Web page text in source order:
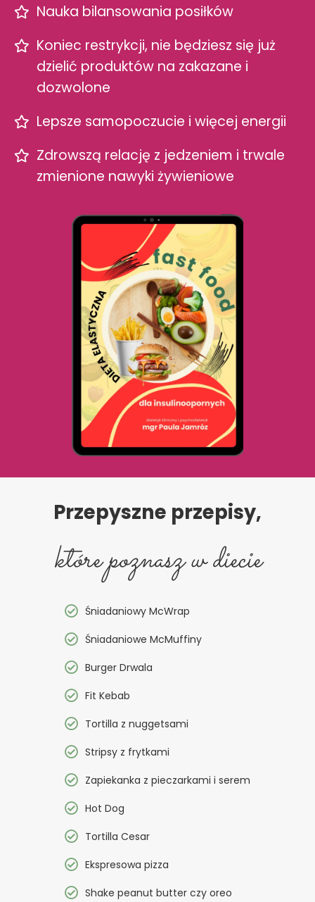
Nauka bilansowania posiłków
Koniec restrykcji, nie będziesz się już
dzielić produktów na zakazane i
dozwolone
Lepsze samopoczucie i więcej energii
Zdrowszą relację z jedzeniem i trwale
zmienione nawyki żywieniowe
Przepyszne przepisy,
które poznasz w diecie
Śniadaniowy McWrap
Śniadaniowe McMuffiny
Burger Drwala
Fit Kebab
Tortilla z nuggetsami
Stripsy z frytkami
Zapiekanka z pieczarkami i serem
Hot Dog
Tortilla Cesar
Ekspresowa pizza
Shake peanut butter czy oreo